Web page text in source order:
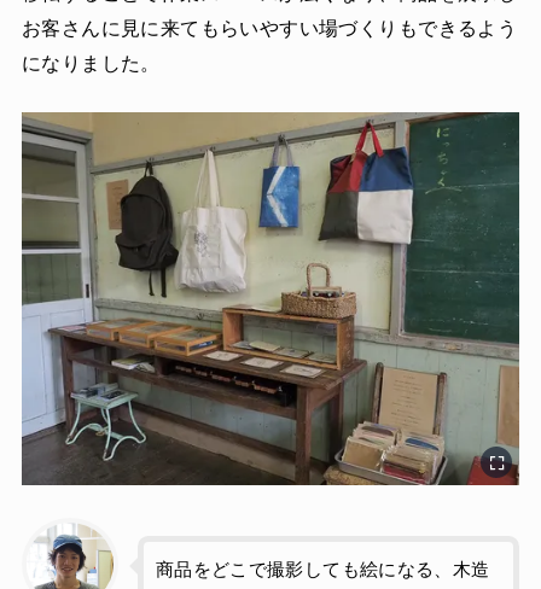
お客さんに見に来てもらいやすい場づくりもできるよう
になりました。
商品をどこで撮影しても絵になる、木造